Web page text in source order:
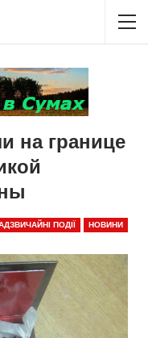
на границе
ПОДІЇ НОВИНИ